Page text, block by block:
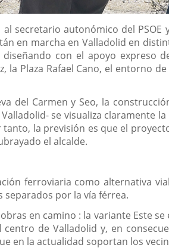
secretario autonómico del
en marcha en Valladolid en
con el apoyo expreso
la Plaza Rafael Cano, el entorno
del Carmen y Seo, la
se visualiza claramente
la previsión es que el
el alcalde.
ferroviaria como alternativa
por la vía férrea.
en camino : la variante Este
de Valladolid y, en
en la actualidad soportan los